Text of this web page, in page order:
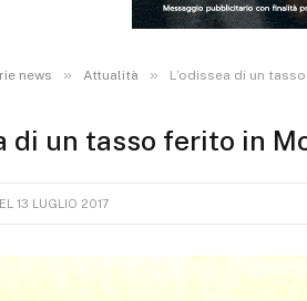
news » Attualità » L’odissea di un
di un tasso ferito in
13 LUGLIO 2017